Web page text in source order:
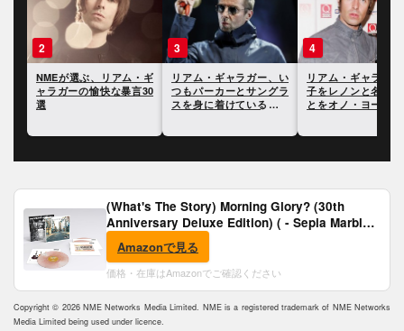
3
リアム・ギャラガー、い
つもパーカーとサングラ
スを身に着けている理由
4
リアム・ギャラガー、息
子をレノンと名付けたこ
とをオノ・ヨーコに問い
5
リアム・ギャラガ
イヴ・グロールに
のロックスターの1
(What's The Story) Morning Glory? (30th
Anniversary Deluxe Edition) ( - Sepia Marble
Vinyl) [Analog]
Amazonで見る
価格・在庫はAmazonでご確認ください
Copyright © 2026 NME Networks Media Limited. NME is a registered trademark of NME Networks
Media Limited being used under licence.